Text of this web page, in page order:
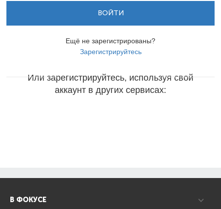
ВОЙТИ
Ещё не зарегистрированы?
Зарегистрируйтесь
Или зарегистрируйтесь, используя свой
аккаунт в других сервисах:
В ФОКУСЕ